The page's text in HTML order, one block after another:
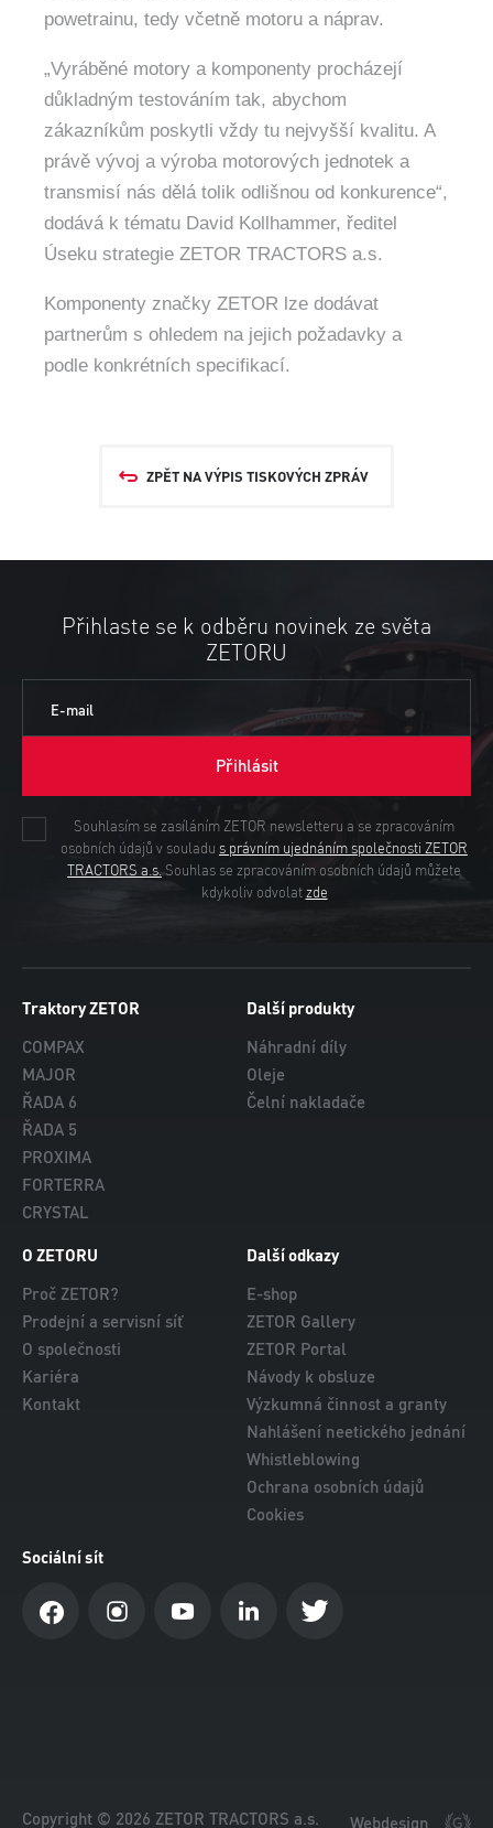
powetrainu, tedy včetně motoru a náprav.
„Vyráběné motory a komponenty procházejí
důkladným testováním tak, abychom
zákazníkům poskytli vždy tu nejvyšší kvalitu. A
právě vývoj a výroba motorových jednotek a
transmisí nás dělá tolik odlišnou od konkurence“,
dodává k tématu David Kollhammer, ředitel
Úseku strategie ZETOR TRACTORS a.s.
Komponenty značky ZETOR lze dodávat
partnerům s ohledem na jejich požadavky a
podle konkrétních specifikací.
ZPĚT NA VÝPIS TISKOVÝCH ZPRÁV
Přihlaste se k odběru novinek ze světa
ZETORU
E-mail
Přihlásit
Souhlasím se zasíláním ZETOR newsletteru a se zpracováním
osobních údajů v souladu s právním ujednáním společnosti ZETOR
TRACTORS a.s. Souhlas se zpracováním osobních údajů můžete
kdykoliv odvolat zde
Traktory ZETOR
COMPAX
MAJOR
ŘADA 6
ŘADA 5
PROXIMA
FORTERRA
CRYSTAL
Další produkty
Náhradní díly
Oleje
Čelní nakladače
O ZETORU
Proč ZETOR?
Prodejní a servisní síť
O společnosti
Kariéra
Kontakt
Další odkazy
E-shop
ZETOR Gallery
ZETOR Portal
Návody k obsluze
Výzkumná činnost a granty
Nahlášení neetického jednání
Whistleblowing
Ochrana osobních údajů
Cookies
Sociální sít
Copyright © 2026 ZETOR TRACTORS a.s. Webdesign